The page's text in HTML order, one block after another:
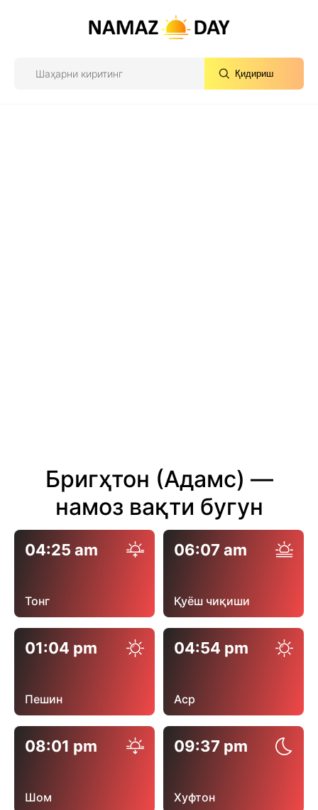
Қидириш
Бригҳтон (Адамс) —
намоз вақти бугун
04:25 am
Тонг
06:07 am
Қуёш чиқиши
01:04 pm
Пешин
04:54 pm
Аср
08:01 pm
Шом
09:37 pm
Хуфтон